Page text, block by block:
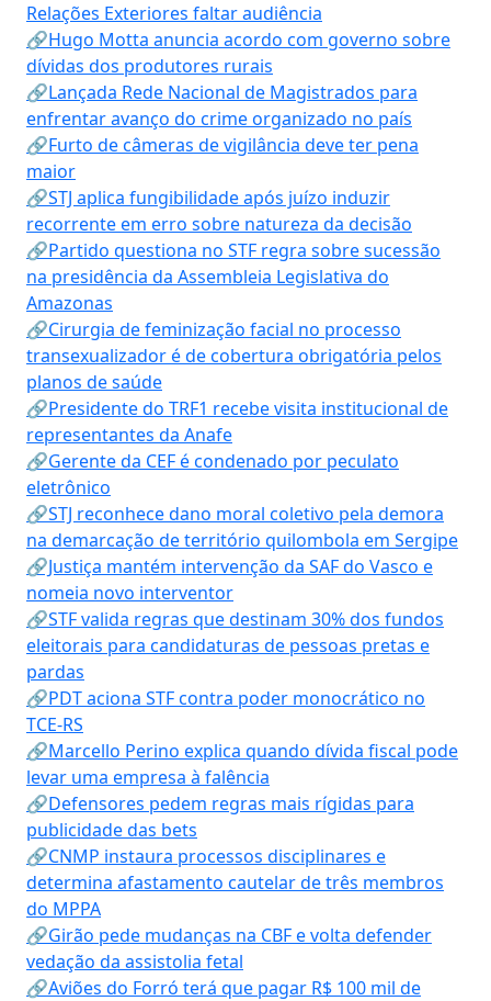
Relações Exteriores faltar audiência
🔗Hugo Motta anuncia acordo com governo sobre
dívidas dos produtores rurais
🔗Lançada Rede Nacional de Magistrados para
enfrentar avanço do crime organizado no país
🔗Furto de câmeras de vigilância deve ter pena
maior
🔗STJ aplica fungibilidade após juízo induzir
recorrente em erro sobre natureza da decisão
🔗Partido questiona no STF regra sobre sucessão
na presidência da Assembleia Legislativa do
Amazonas
🔗Cirurgia de feminização facial no processo
transexualizador é de cobertura obrigatória pelos
planos de saúde
🔗Presidente do TRF1 recebe visita institucional de
representantes da Anafe
🔗Gerente da CEF é condenado por peculato
eletrônico
🔗STJ reconhece dano moral coletivo pela demora
na demarcação de território quilombola em Sergipe
🔗Justiça mantém intervenção da SAF do Vasco e
nomeia novo interventor
🔗STF valida regras que destinam 30% dos fundos
eleitorais para candidaturas de pessoas pretas e
pardas
🔗PDT aciona STF contra poder monocrático no
TCE-RS
🔗Marcello Perino explica quando dívida fiscal pode
levar uma empresa à falência
🔗Defensores pedem regras mais rígidas para
publicidade das bets
🔗CNMP instaura processos disciplinares e
determina afastamento cautelar de três membros
do MPPA
🔗Girão pede mudanças na CBF e volta defender
vedação da assistolia fetal
🔗Aviões do Forró terá que pagar R$ 100 mil de